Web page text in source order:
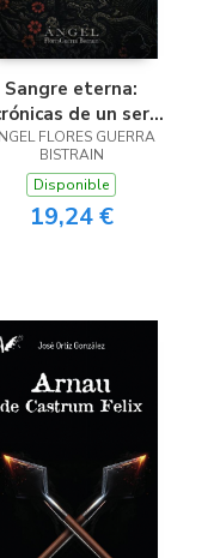
Sangre eterna:
de un ser
inmortal
FLORES GUERRA
BISTRAIN
Disponible
19,24 €